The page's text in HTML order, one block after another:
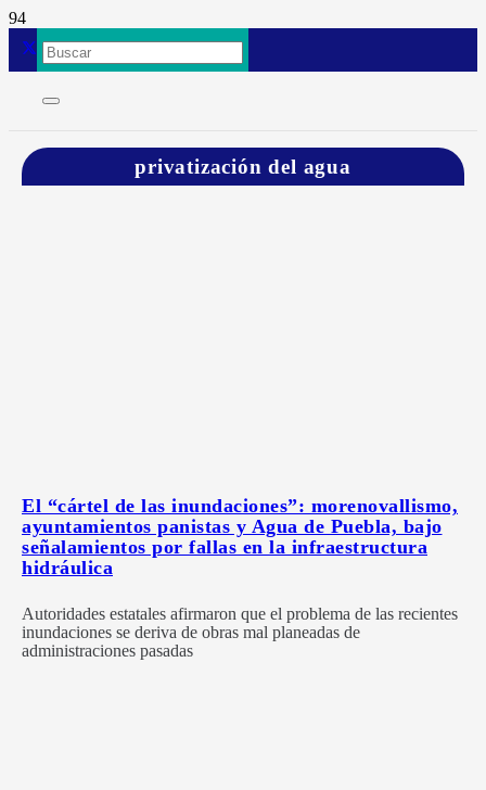
privatización del agua
El “cártel de las inundaciones”: morenovallismo,
ayuntamientos panistas y Agua de Puebla, bajo
señalamientos por fallas en la infraestructura
hidráulica
Autoridades estatales afirmaron que el problema de las recientes
inundaciones se deriva de obras mal planeadas de
administraciones pasadas